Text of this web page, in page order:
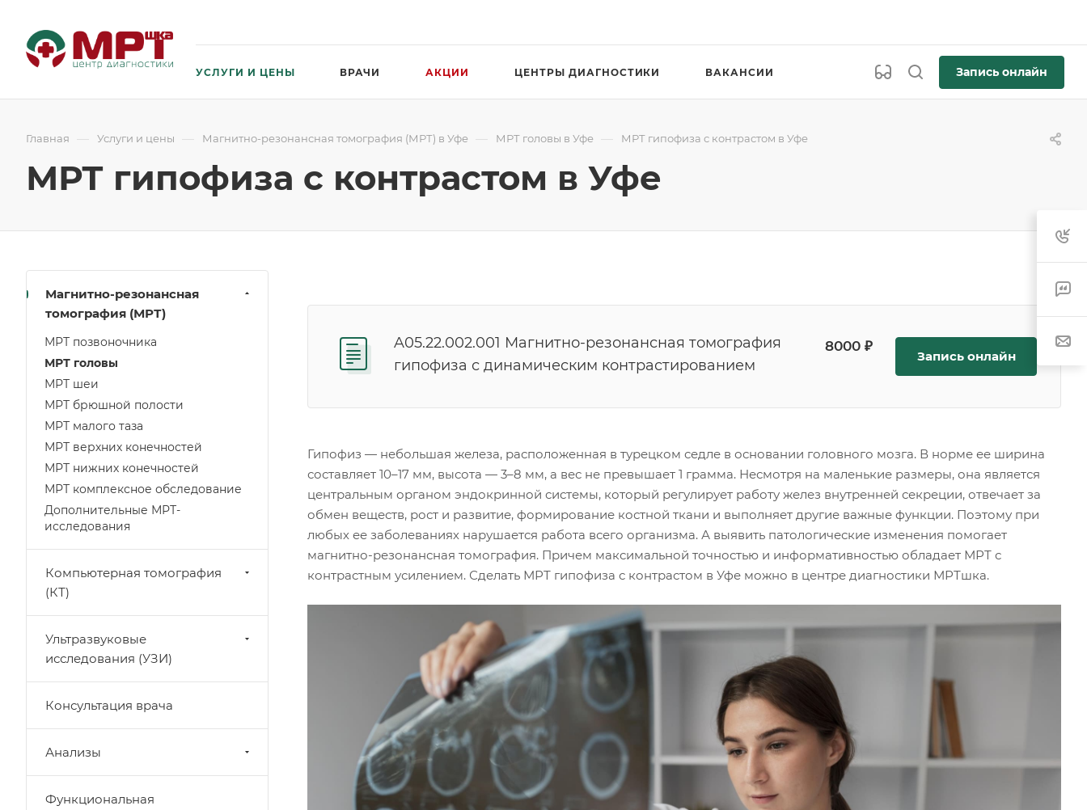
УСЛУГИ И ЦЕНЫ ВРАЧИ АКЦИИ ЦЕНТРЫ ДИАГНОСТИКИ ВАКАНСИИ Запись онлайн
Главная — Услуги и цены — Магнитно-резонансная томография (МРТ) в Уфе — МРТ головы в Уфе — МРТ гипофиза с контрастом в Уфе
МРТ гипофиза с контрастом в Уфе
A05.22.002.001 Магнитно-резонансная томография
гипофиза с динамическим контрастированием
8000 ₽
Запись онлайн
Гипофиз — небольшая железа, расположенная в турецком седле в основании головного мозга. В норме ее ширина
составляет 10–17 мм, высота — 3–8 мм, а вес не превышает 1 грамма. Несмотря на маленькие размеры, она является
центральным органом эндокринной системы, который регулирует работу желез внутренней секреции, отвечает за
обмен веществ, рост и развитие, формирование костной ткани и выполняет другие важные функции. Поэтому при
любых ее заболеваниях нарушается работа всего организма. А выявить патологические изменения помогает
магнитно-резонансная томография. Причем максимальной точностью и информативностью обладает МРТ с
контрастным усилением. Сделать МРТ гипофиза с контрастом в Уфе можно в центре диагностики МРТшка.
Магнитно-резонансная
томография (МРТ)
МРТ позвоночника
МРТ головы
МРТ шеи
МРТ брюшной полости
МРТ малого таза
МРТ верхних конечностей
МРТ нижних конечностей
МРТ комплексное обследование
Дополнительные МРТ-
исследования
Компьютерная томография
(КТ)
Ультразвуковые
исследования (УЗИ)
Консультация врача
Анализы
Функциональная